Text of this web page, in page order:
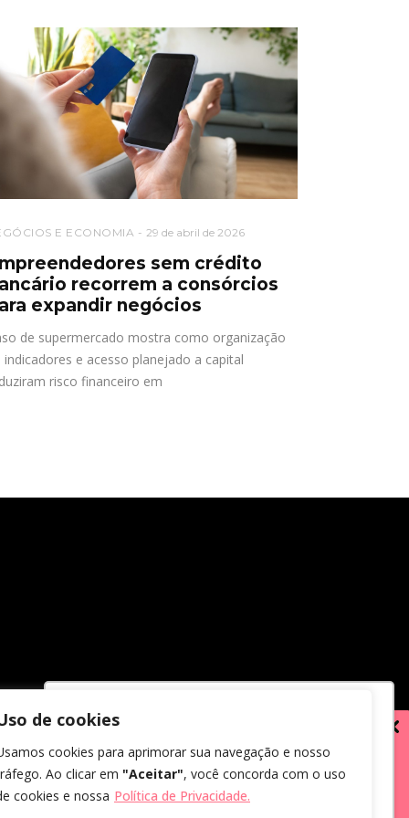
receber comunicações.
Utilizamos cookies para oferecer melhor
experiência, melhorar o desempenho,
analisar como você interage em nosso
site e personalizar conteúdo.
de cookies
cookies para aprimorar sua navegação e nosso
Ao clicar em "Aceitar", você concorda com o uso
cookies e nossa Política de Privacidade.
E ECONOMIA 29 de abril de 2026
sem crédito
recorrem a consórcios
expandir negócios
de supermercado mostra como organização
indicadores e acesso planejado a capital
risco financeiro em